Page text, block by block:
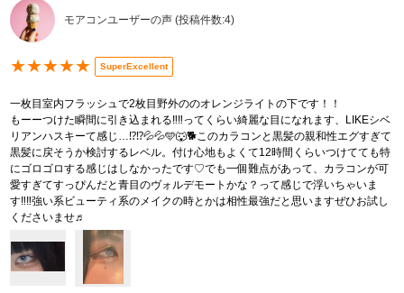
モアコンユーザーの声 (投稿件数:4)
★★★★★ SuperExcellent
一枚目室内フラッシュで2枚目野外ののオレンジライトの下です！！
もーーつけた瞬間に引き込まれる‼️‼️ってくらい綺麗な目になれます、LIKEシベ
リアンハスキーて感じ…⁉️⁉️💦💦🩵🐺🐕このカラコンと黒髪の親和性エグすぎて
黒髪に戻そうか検討するレベル。付け心地もよくて12時間くらいつけてても特
にゴロゴロする感じはしなかったです♡でも一個難点があって、カラコンが可
愛すぎてすっぴんだと青目のヴォルデモートかな？って感じで浮いちゃいま
す‼️‼️強い系ビューティ系のメイクの時とかは相性最強だと思いますぜひお試し
くださいませ♬